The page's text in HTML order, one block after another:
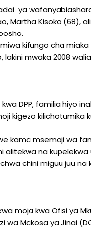
ya
Martha Kisoka (68),
kifungo cha
lakini mwaka 2008
DPP, familia hiyo
kigezo kilichotumika
kama msemaji wa
alitekwa na
chini miguu juu
moja kwa Ofisi ya
wa Makosa ya Jinai